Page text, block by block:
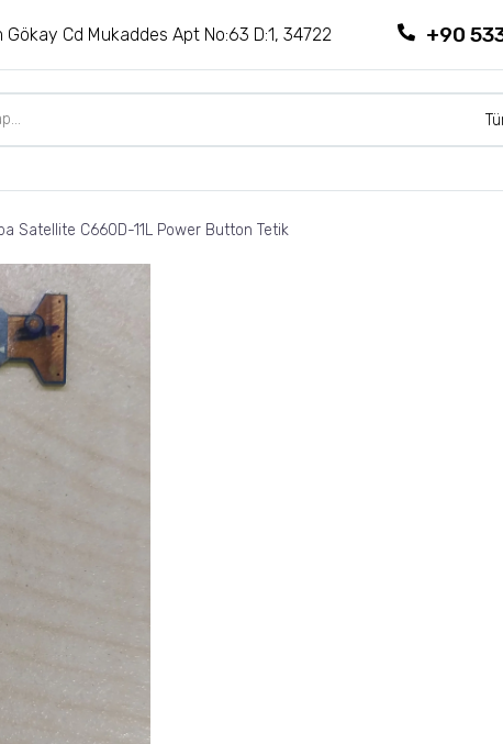
Cd Mukaddes Apt No:63 D:1, 34722 +90
Satellite C660D-11L Power Button Tetik